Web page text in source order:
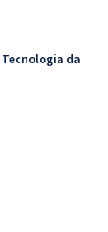
da